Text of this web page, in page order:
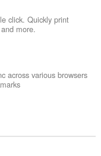
click. Quickly print
more.
across various browsers